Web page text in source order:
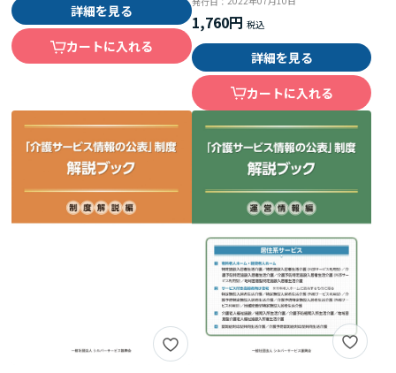
詳細を見る
カートに入れる
1,760円
詳細を見る
カートに入れる